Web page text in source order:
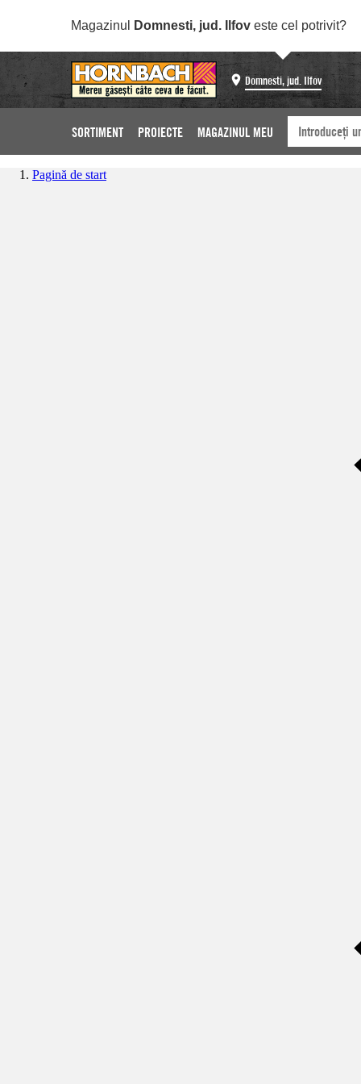
Magazinul Domnesti, jud. Ilfov este cel potrivit?
Domnesti, jud. Ilfov
SORTIMENT PROIECTE MAGAZINUL MEU
Pagină de start